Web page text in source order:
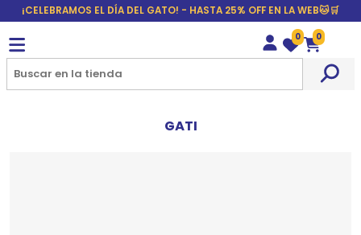
¡CELEBRAMOS EL DÍA DEL GATO! - HASTA 25% OFF EN LA WEB🐱🛒
Wishlist
0
Carrito
0
GATI